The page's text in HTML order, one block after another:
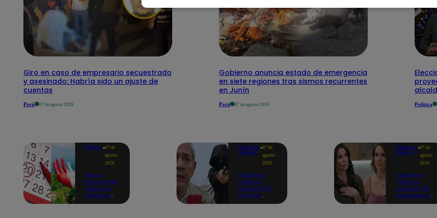
Giro en caso de empresario secuestrado
y asesinado: Habría sido un ajuste de
cuentas
Perú 07 de agosto 2026
Gobierno anuncia estado de emergencia
en siete regiones tras sismos recurrentes
en Junín
Perú 07 de agosto 2026 Política
Política 07 de
agosto
2026
Nuevo
anuncio del
Gobierno
sobre los
Valentina
Valiente
07 de
agosto
2026
Valentina
Valiente
capítulo 110:
¡Frida es
Valentina
Valiente
07 de
agosto
2026
Valentina
Valiente
capítulo 110:
¡Macarena ya